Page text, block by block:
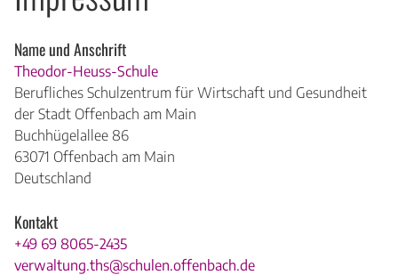
Name und Anschrift
Theodor-Heuss-Schule
Berufliches Schulzentrum für Wirtschaft und Gesundheit
der Stadt Offenbach am Main
Buchhügelallee 86
63071 Offenbach am Main
Deutschland
Kontakt
+49 69 8065-2435
verwaltung.ths@schulen.offenbach.de